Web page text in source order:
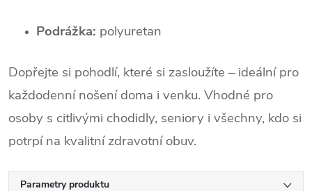
Podrážka: polyuretan
Dopřejte si pohodlí, které si zasloužíte – ideální pro
každodenní nošení doma i venku. Vhodné pro
osoby s citlivými chodidly, seniory i všechny, kdo si
potrpí na kvalitní zdravotní obuv.
Parametry produktu